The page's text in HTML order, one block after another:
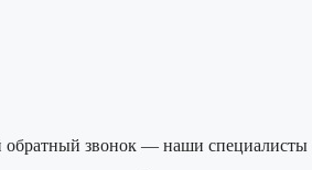
обратный звонок — наши